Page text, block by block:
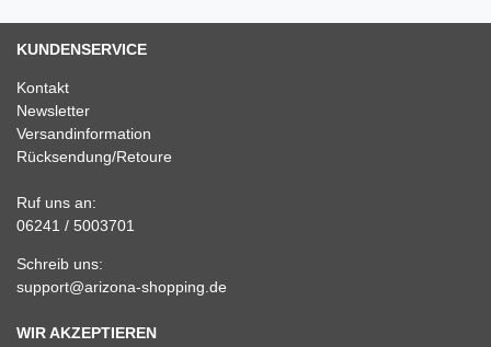
KUNDENSERVICE
Kontakt
Newsletter
Versandinformation
Rücksendung/Retoure
Ruf uns an:
06241 / 5003701
Schreib uns:
support@arizona-shopping.de
WIR AKZEPTIEREN